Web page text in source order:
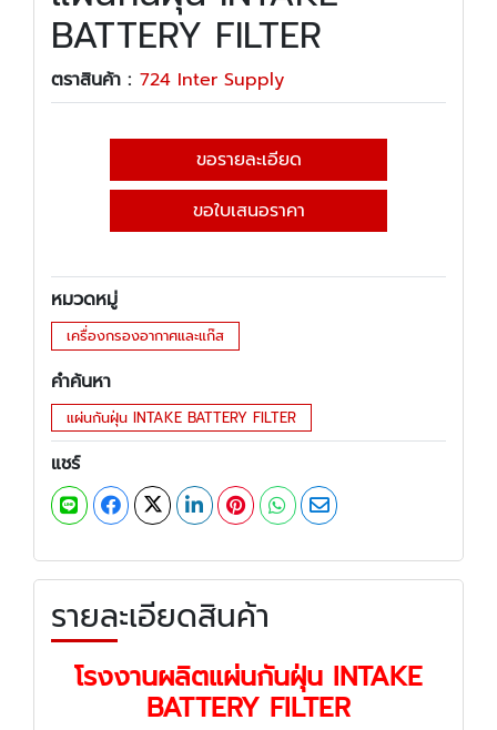
BATTERY FILTER
ตราสินค้า : 724 Inter Supply
ขอรายละเอียด
ขอใบเสนอราคา
หมวดหมู่
เครื่องกรองอากาศและแก๊ส
คำค้นหา
แผ่นกันฝุ่น INTAKE BATTERY FILTER
แชร์
รายละเอียดสินค้า
โรงงานผลิตแผ่นกันฝุ่น INTAKE
BATTERY FILTER